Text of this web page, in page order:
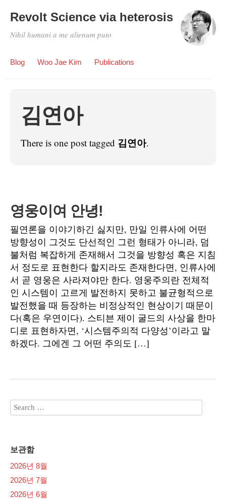
Revolt Science via heterosis
Nihil humani a me alienum puto
Blog Woo Jae Kim Publications
김연아
There is one post tagged 김연아.
영웅이여 안녕!
필연론을 이야기하긴 싫지만, 만일 인류사에 어떤
방향성이 그것도 단선적인 그런 형태가 아니라, 덤
불처럼 복잡하게 존재해서 그것을 방향성 혹은 지침
서 정도로 표현한다 할지라도 존재한다면, 인류사에
서 곧 영웅은 사라져야만 한다. 영웅주의란 전체적
인 시스템이 고르게 발전하지 못하고 불균형적으로
발전했을 때 등장하는 비정상적인 현상이기 때문이
다(혹은 우연이다). 스티븐 제이 굴드의 사상을 한마
디로 표현하자면, ‘시스템주의적 다양성’이라고 말
하겠다. 그에겐 그 어떤 주의도 […]
보관함
2026년 8월
2026년 7월
2026년 6월